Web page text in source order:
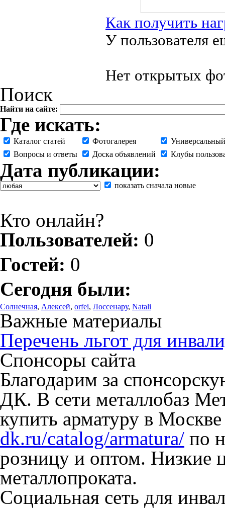
Как получить
У пользователя
Нет открытых
Поиск
Найти на сайте:
Где искать:
Каталог статей Фотогалерея
Вопросы и ответы
Доска объявлений Клубы
Дата публикации:
показать сначала новые
Кто онлайн?
Пользователей: 0
Гостей: 0
Сегодня были:
Солнечная, Алексей, orfei, Лоссенару, Natali
Важные материалы
Перечень льгот для
Спонсоры сайта
Благодарим за
ДК. В сети металлобаз
купить арматуру в
dk.ru/catalog/armatura/ по
розницу и оптом. Низкие
металлопроката.
Социальная сеть для